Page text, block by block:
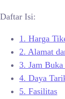
Daftar Isi:
1. Harga
2. Alamat
3. Jam
4. Daya
5. Fasilitas